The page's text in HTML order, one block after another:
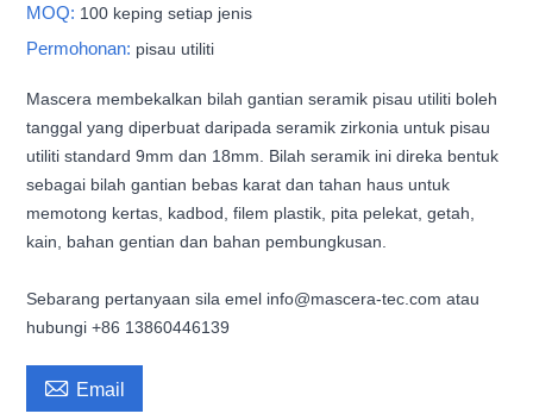
MOQ: 100 keping setiap jenis
Permohonan: pisau utiliti
Mascera membekalkan bilah gantian seramik pisau utiliti boleh
tanggal yang diperbuat daripada seramik zirkonia untuk pisau
utiliti standard 9mm dan 18mm. Bilah seramik ini direka bentuk
sebagai bilah gantian bebas karat dan tahan haus untuk
memotong kertas, kadbod, filem plastik, pita pelekat, getah,
kain, bahan gentian dan bahan pembungkusan.
Sebarang pertanyaan sila emel info@mascera-tec.com atau
hubungi +86 13860446139
 Email